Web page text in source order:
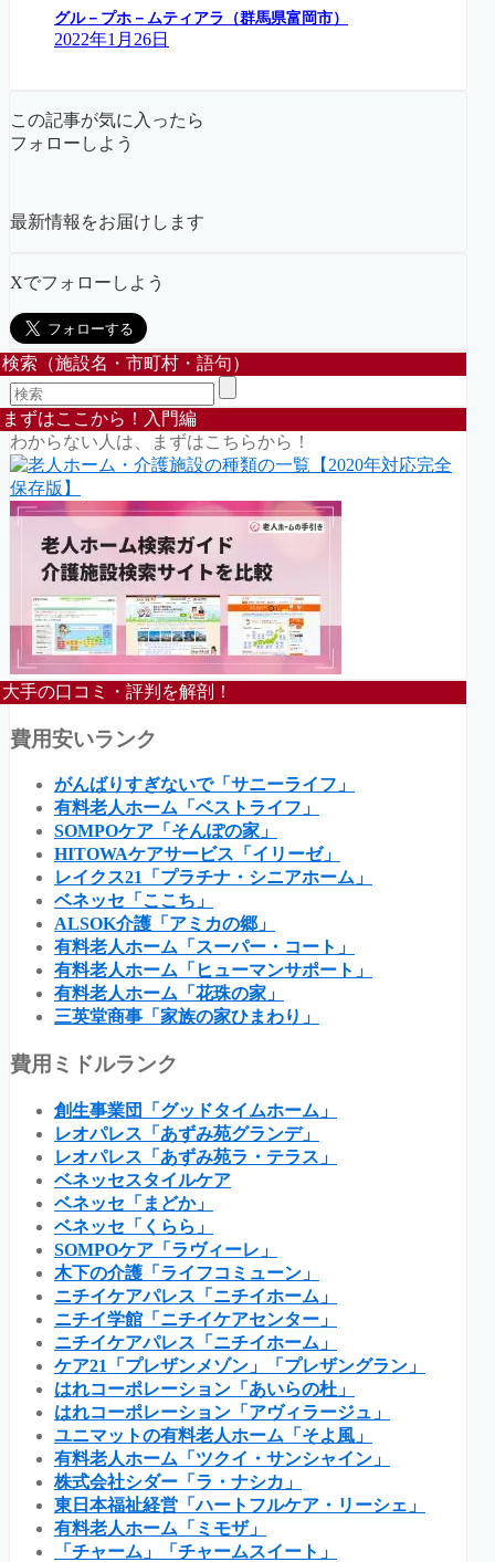
グル－プホ－ムティアラ（群馬県富岡市）
2022年1月26日
この記事が気に入ったら
フォローしよう
最新情報をお届けします
Xでフォローしよう
検索（施設名・市町村・語句）
まずはここから！入門編
わからない人は、まずはこちらから！
大手の口コミ・評判を解剖！
費用安いランク
がんばりすぎないで「サニーライフ」
有料老人ホーム「ベストライフ」
SOMPOケア「そんぽの家」
HITOWAケアサービス「イリーゼ」
レイクス21「プラチナ・シニアホーム」
ベネッセ「ここち」
ALSOK介護「アミカの郷」
有料老人ホーム「スーパー・コート」
有料老人ホーム「ヒューマンサポート」
有料老人ホーム「花珠の家」
三英堂商事「家族の家ひまわり」
費用ミドルランク
創生事業団「グッドタイムホーム」
レオパレス「あずみ苑グランデ」
レオパレス「あずみ苑ラ・テラス」
ベネッセスタイルケア
ベネッセ「まどか」
ベネッセ「くらら」
SOMPOケア「ラヴィーレ」
木下の介護「ライフコミューン」
ニチイケアパレス「ニチイホーム」
ニチイ学館「ニチイケアセンター」
ニチイケアパレス「ニチイホーム」
ケア21「プレザンメゾン」「プレザングラン」
はれコーポレーション「あいらの杜」
はれコーポレーション「アヴィラージュ」
ユニマットの有料老人ホーム「そよ風」
有料老人ホーム「ツクイ・サンシャイン」
株式会社シダー「ラ・ナシカ」
東日本福祉経営「ハートフルケア・リーシェ」
有料老人ホーム「ミモザ」
「チャーム」「チャームスイート」